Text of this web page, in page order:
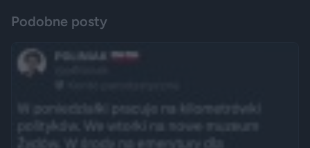
Podobne posty